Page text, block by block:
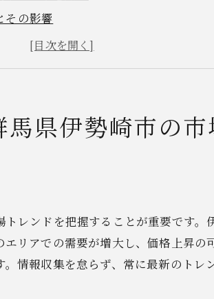
その影響
と供給バランス
市場の関係
役割と選び方
知っておくべき重要な査定方法
るためのデータ収集
ポイント
県伊勢崎市の
レンドを把握することが重要です
リアでの需要が増大し、価格上昇
情報収集を怠らず、常に最新のトレ